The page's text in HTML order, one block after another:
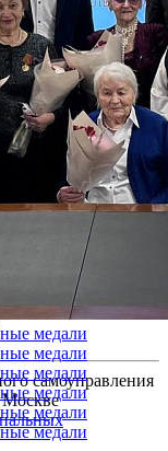
специальную форму
самоуправления
Москве